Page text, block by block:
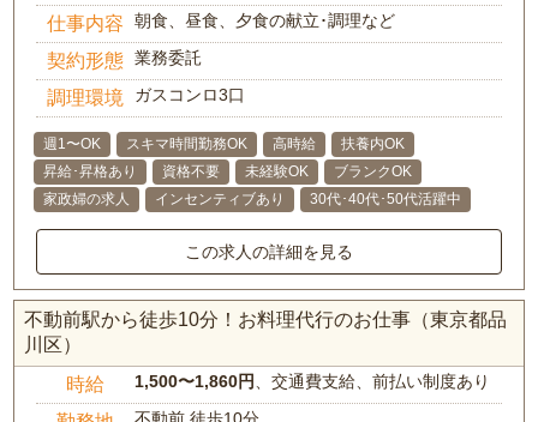
仕事内容 朝食、昼食、夕食の献立･調理など
契約形態 業務委託
調理環境 ガスコンロ3口
週1〜OK スキマ時間勤務OK 高時給
扶養内OK
昇給･昇格あり
資格不要 未経験OK
ブランクOK
家政婦の求人
インセンティブあり 30代･40代･50代活躍中
この求人の詳細を見る
不動前駅から徒歩10分！お料理代行のお仕事（東京都品
川区）
時給 1,500〜1,860円 、交通費支給、前払い制度あり